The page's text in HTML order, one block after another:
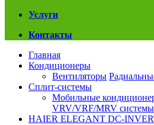
Услуги
Контакты
Главная
Кондиционеры
Вентиляторы
Сплит-системы
Мобильные
VRV/VRF/MRV системы
HAIER ELEGANT DC-